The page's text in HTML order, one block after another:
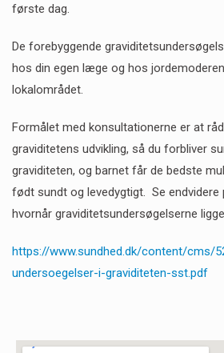
første dag.
De forebyggende
hos din egen læge og hos
lokalområdet.
Formålet med konsultationerne er at
graviditetens udvikling, så du forbliver
graviditeten, og barnet får de bedste
født sundt og levedygtigt. Se endvidere
hvornår graviditetsundersøgelserne
https://www.sundhed.dk/content/cms/
undersoegelser-i-graviditeten-sst.pdf